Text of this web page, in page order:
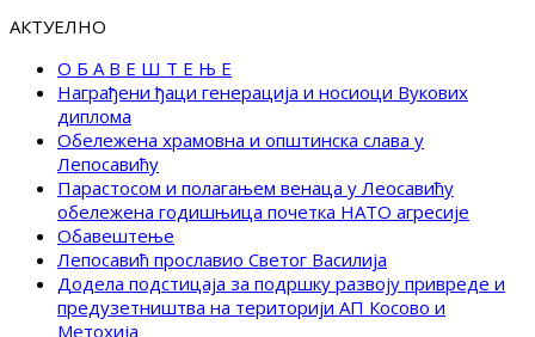
АКТУЕЛНО
О Б А В Е Ш Т Е Њ Е
Награђени ђаци генерација и носиоци Вукових
диплома
Обележена храмовна и општинска слава у
Лепосавићу
Парастосом и полагањем венаца у Леосавићу
обележена годишњица почетка НАТО агресије
Обавештење
Лепосавић прославио Светог Василија
Додела подстицаја за подршку развоју привреде и
предузетништва на територији АП Косово и
Метохија